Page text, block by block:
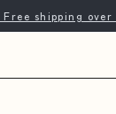
shipping over